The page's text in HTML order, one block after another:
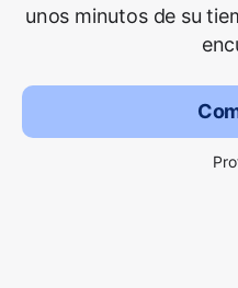
unos minutos de su